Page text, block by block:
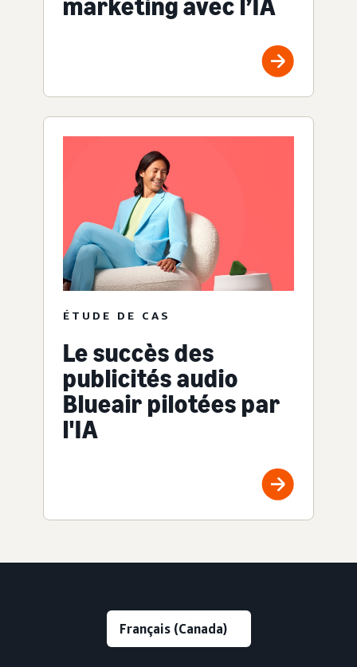
marketing avec l’IA
ÉTUDE DE CAS
Le succès des
publicités audio
Blueair pilotées par
l'IA